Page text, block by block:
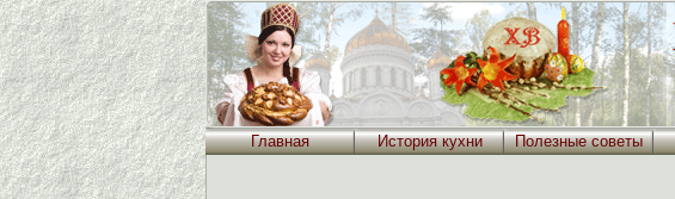
Главная История кухни Полезные советы